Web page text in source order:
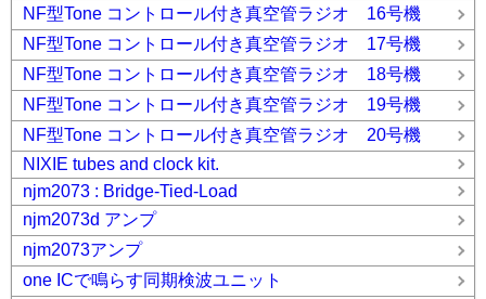
NF型Tone コントロール付き真空管ラジオ 16号機
NF型Tone コントロール付き真空管ラジオ 17号機
NF型Tone コントロール付き真空管ラジオ 18号機
NF型Tone コントロール付き真空管ラジオ 19号機
NF型Tone コントロール付き真空管ラジオ 20号機
NIXIE tubes and clock kit.
njm2073 : Bridge-Tied-Load
njm2073d アンプ
njm2073アンプ
one ICで鳴らす同期検波ユニット